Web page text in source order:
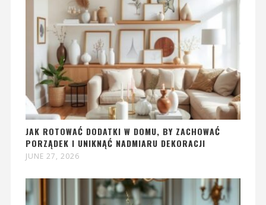
JAK ROTOWAĆ DODATKI W DOMU, BY ZACHOWAĆ
PORZĄDEK I UNIKNĄĆ NADMIARU DEKORACJI
JUNE 27, 2026